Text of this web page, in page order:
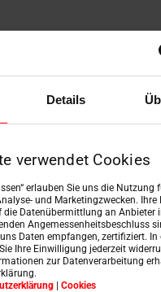
Details
verwendet Cookies
erlauben Sie uns die Nutzung
und Marketingzwecken. Ihre
Datenübermittlung an Anbieter
Angemessenheitsbeschluss
Daten empfangen, zertifiziert. In
Ihre Einwilligung jederzeit
zur Datenverarbeitung
| Cookies
weiß
beidseitig weiß
Schnappriegel
19 cm